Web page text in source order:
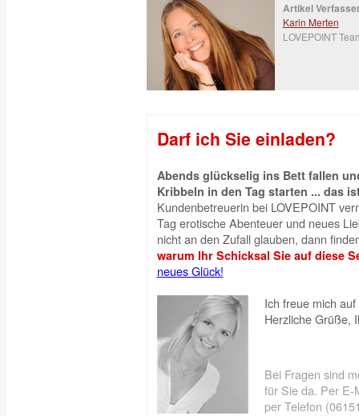
Artikel
Karin Merten
LOVEPOINT
Darf ich Sie einladen?
Abends glückselig ins Bett fallen
Kribbeln in den Tag starten ... das
Kundenbetreuerin bei LOVEPOINT
Tag erotische Abenteuer und neues
nicht an den Zufall glauben, dann
warum Ihr Schicksal Sie auf diese
neues Glück!
Ich freue mich auf
Herzliche Grüße,
Bei Fragen sind
für Sie da. Per E-
per Telefon